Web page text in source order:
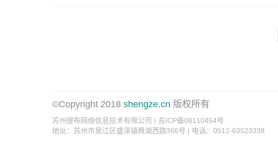
©Copyright 2018 shengze.cn 版权所有
苏州搜布网络信息技术有限公司 | 苏ICP备08110454号
地址：苏州市吴江区盛泽镇舜湖西路366号 | 电话：0512-63523338